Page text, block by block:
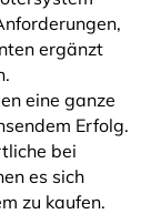
ergänzt
Erfolg.
es sich